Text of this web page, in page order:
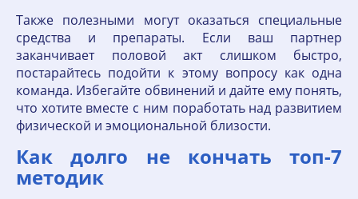
Также полезными могут оказаться специальные
средства и препараты. Если ваш партнер
заканчивает половой акт слишком быстро,
постарайтесь подойти к этому вопросу как одна
команда. Избегайте обвинений и дайте ему понять,
что хотите вместе с ним поработать над развитием
физической и эмоциональной близости.
Как долго не кончать топ-7
методик